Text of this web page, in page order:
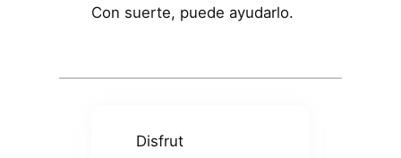
Con suerte, puede ayudarlo.
Disfrut